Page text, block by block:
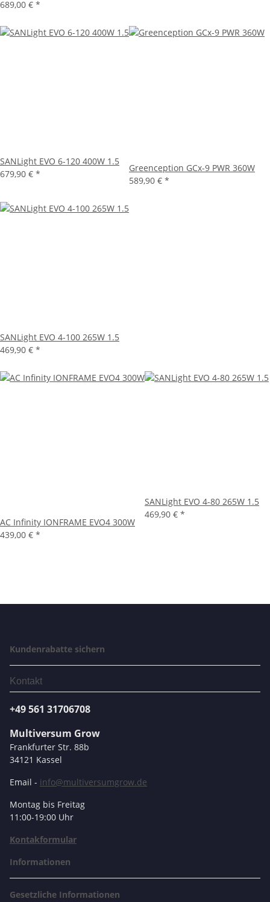
689,00 € *
SANLight EVO 6-120 400W 1.5
679,90 € *
Greenception GCx-9 PWR 360W
589,90 € *
SANLight EVO 4-100 265W 1.5
469,90 € *
AC Infinity IONFRAME EVO4 300W
439,00 € *
SANLight EVO 4-80 265W 1.5
469,90 € *
Kundenrabatte sichern
Kontakt
+49 561 31706708
Multiversum Grow
Frankfurter Str. 88b
34121 Kassel
Email - info@multiversumgrow.de
Montag bis Freitag
11:00-19:00 Uhr
Kontakformular
Informationen
Gesetzliche Informationen